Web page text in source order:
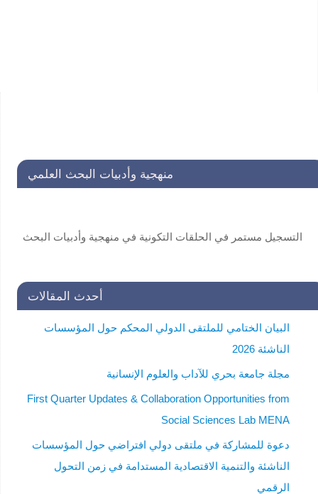
منهجية وأدبيات البحث العلمي
العلمي لفائدة طلاب الدراسات العليا . للاستفسار:
أحدث المقالات
البيان الختامي للملتقى الدولي المحكم حول المؤسسات
الناشئة 2026
مجلة جامعة بحري للآداب والعلوم الإنسانية
First Quarter Updates & Collaboration Opportunities from
Social Sciences Lab MENA
دعوة للمشاركة في ملتقى دولي افتراضي حول المؤسسات
الناشئة والتنمية الاقتصادية المستدامة في زمن التحول
الرقمي